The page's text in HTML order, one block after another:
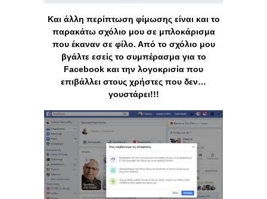
Και άλλη περίπτωση φίμωσης είναι και το
παρακάτω σχόλιο μου σε μπλοκάρισμα
που έκαναν σε φίλο. Από το σχόλιο μου
βγάλτε εσείς το συμπέρασμα για το
Facebook και την λογοκρισία που
επιβάλλει στους χρήστες που δεν…
γουστάρει!!!